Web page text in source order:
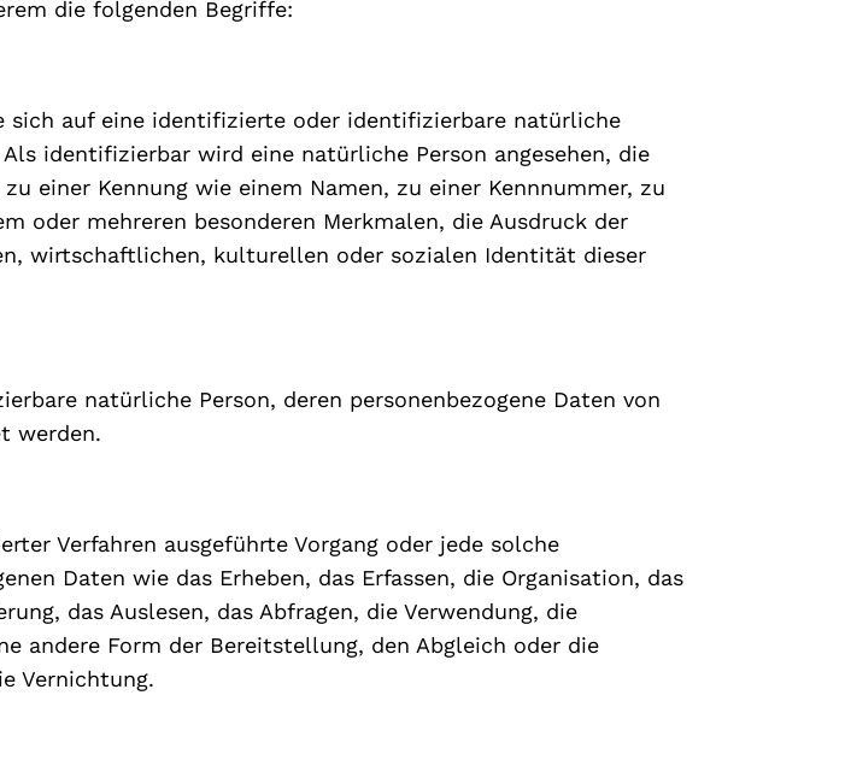
die folgenden Begriffe:
sich auf eine identifizierte oder identifizierbare natürliche
identifizierbar wird eine natürliche Person angesehen, die
einer Kennung wie einem Namen, zu einer Kennnummer, zu
oder mehreren besonderen Merkmalen, die Ausdruck der
wirtschaftlichen, kulturellen oder sozialen Identität dieser
natürliche Person, deren personenbezogene Daten von
werden.
Verfahren ausgeführte Vorgang oder jede solche
Daten wie das Erheben, das Erfassen, die Organisation, das
das Auslesen, das Abfragen, die Verwendung, die
andere Form der Bereitstellung, den Abgleich oder die
Vernichtung.